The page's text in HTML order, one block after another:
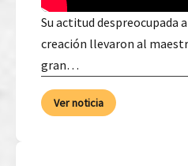
Su actitud despreocupada
creación llevaron al
gran…
Ver noticia